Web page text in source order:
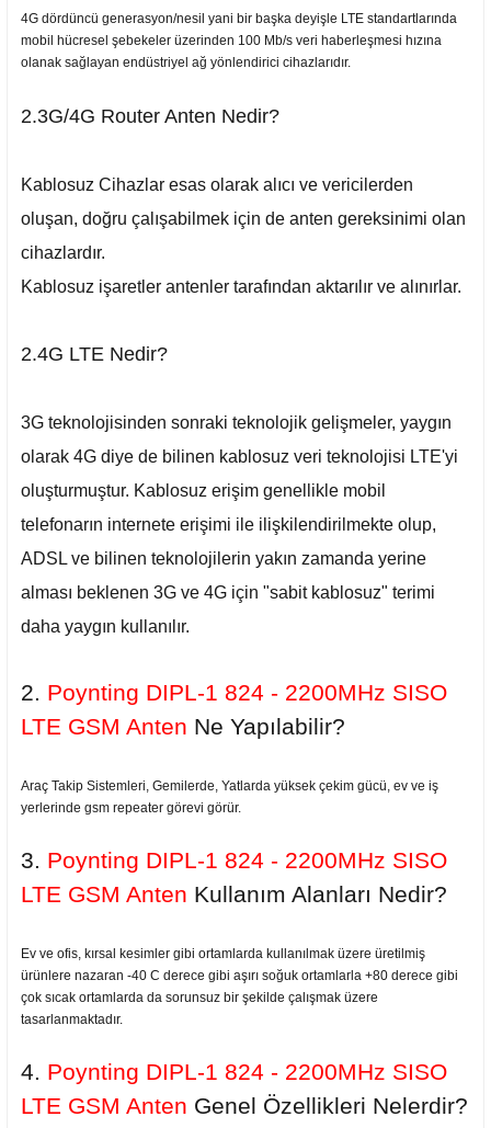
4G dördüncü generasyon/nesil yani bir başka deyişle LTE standartlarında
mobil hücresel şebekeler üzerinden 100 Mb/s veri haberleşmesi hızına
olanak sağlayan endüstriyel ağ yönlendirici cihazlarıdır.
2.3G/4G Router Anten Nedir?
Kablosuz Cihazlar esas olarak alıcı ve vericilerden
oluşan, doğru çalışabilmek için de anten gereksinimi olan
cihazlardır.
Kablosuz işaretler antenler tarafından aktarılır ve alınırlar.
2.4G LTE Nedir?
3G teknolojisinden sonraki teknolojik gelişmeler, yaygın
olarak 4G diye de bilinen kablosuz veri teknolojisi LTE'yi
oluşturmuştur. Kablosuz erişim genellikle mobil
telefonarın internete erişimi ile ilişkilendirilmekte olup,
ADSL ve bilinen teknolojilerin yakın zamanda yerine
alması beklenen 3G ve 4G için "sabit kablosuz" terimi
daha yaygın kullanılır.
2. Poynting DIPL-1 824 - 2200MHz SISO
LTE GSM Anten Ne Yapılabilir?
Araç Takip Sistemleri, Gemilerde, Yatlarda yüksek çekim gücü, ev ve iş
yerlerinde gsm repeater görevi görür.
3. Poynting DIPL-1 824 - 2200MHz SISO
LTE GSM Anten Kullanım Alanları Nedir?
Ev ve ofis, kırsal kesimler gibi ortamlarda kullanılmak üzere üretilmiş
ürünlere nazaran -40 C derece gibi aşırı soğuk ortamlarla +80 derece gibi
çok sıcak ortamlarda da sorunsuz bir şekilde çalışmak üzere
tasarlanmaktadır.
4. Poynting DIPL-1 824 - 2200MHz SISO
LTE GSM Anten Genel Özellikleri Nelerdir?